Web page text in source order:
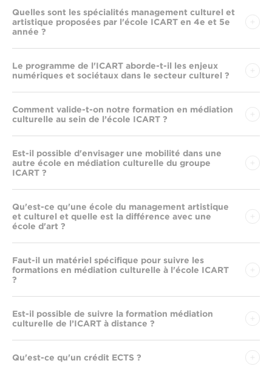
Quelles sont les spécialités management culturel et
artistique proposées par l'école ICART en 4e et 5e
année ?
Le programme de l'ICART aborde-t-il les enjeux
numériques et sociétaux dans le secteur culturel ?
Comment valide-t-on notre formation en médiation
culturelle au sein de l’école ICART ?
Est-il possible d'envisager une mobilité dans une
autre école en médiation culturelle du groupe
ICART ?
Qu'est-ce qu'une école du management artistique
et culturel et quelle est la différence avec une
école d'art ?
Faut-il un matériel spécifique pour suivre les
formations en médiation culturelle à l'école ICART
?
Est-il possible de suivre la formation médiation
culturelle de l’ICART à distance ?
Qu'est-ce qu'un crédit ECTS ?